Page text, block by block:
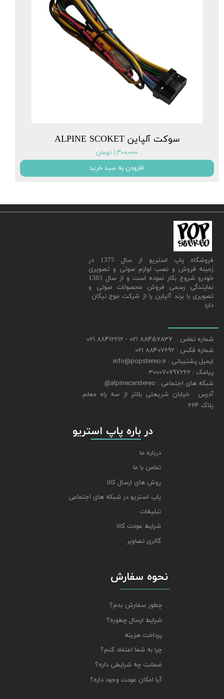
سوکت آلپاین ALPINE SCOKET
۱,۳۰۰,۰۰۰ تومان
افزودن به سبد خرید
​فروشگاه پاپ استریو از سال 1375 در
زمینه فروش و نصب لوازم صوتی و تصویری
خودرو شروع بکار نموده است و از سال 1383
نمایندگی رسمی فروش محصولات صوتی و
تصویری با برند آلپاین را از شرکت موج نیکان
دارد
شماره تماس : 88457837 021 - 88412212 021
شماره فکس : 88407692 021
ایمیل پشتیبانی : info@popstereo.ir
پیامک : 300070797262
شبکه های اجتماعی : alpinecarstereo@
​​​​​​​آدرس : خیابان شریعتی بلاتر از سه راه معلم
پلاک 664
نحوه سفارش
چطور سفارش بدم؟
شرایط ارسال چطوره؟
پرداخت هزینه
چرا به شما اعتماد کنم؟
ضمانت چه شرایطی داره؟
آیا امکان عودت وجود داره؟
​​​​​​​ در باره پاپ استریو
درباره ما
تماس با ما
روش های ارسال کالا
پاپ استریو در شبکه های اجتماعی
تبلیغات
شرایط عودت کالا
گالری تصاویر